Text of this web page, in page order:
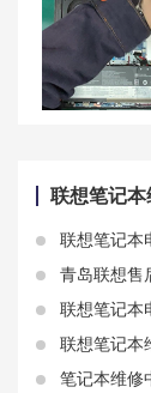
联想笔记本
联想笔记本
青岛联想售后
联想笔记本
联想笔记本
笔记本维修